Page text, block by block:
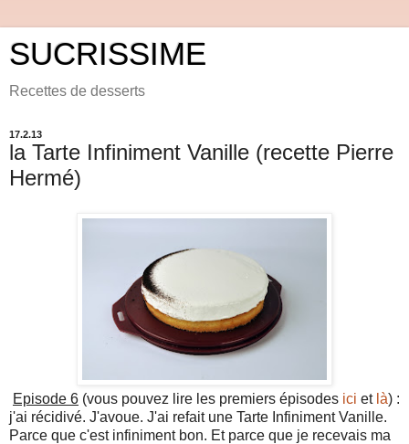
SUCRISSIME
Recettes de desserts
17.2.13
la Tarte Infiniment Vanille (recette Pierre
Hermé)
Episode 6 (vous pouvez lire les premiers épisodes ici et là) :
j'ai récidivé. J'avoue. J'ai refait une Tarte Infiniment Vanille.
Parce que c'est infiniment bon. Et parce que je recevais ma